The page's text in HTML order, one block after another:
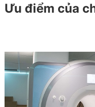
Ưu điểm của